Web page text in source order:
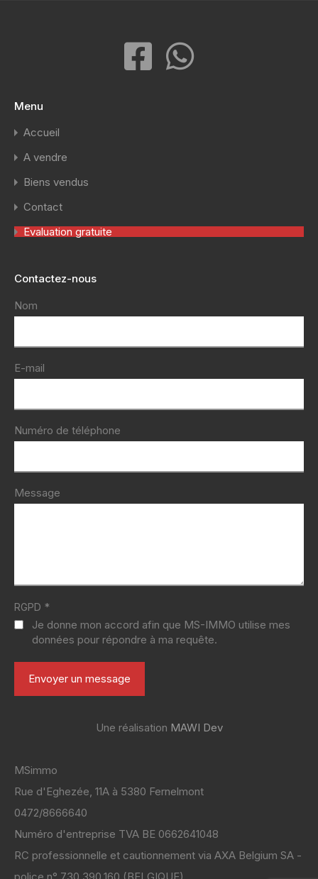
Menu
Accueil
A vendre
Biens vendus
Contact
Evaluation gratuite
Contactez-nous
Nom
E-mail
Numéro de téléphone
Message
RGPD *
Je donne mon accord afin que MS-IMMO utilise mes
données pour répondre à ma requête.
Une réalisation MAWI Dev
MSimmo
Rue d'Eghezée, 11A à 5380 Fernelmont
0472/8666640
Numéro d'entreprise TVA BE 0662641048
RC professionnelle et cautionnement via AXA Belgium SA -